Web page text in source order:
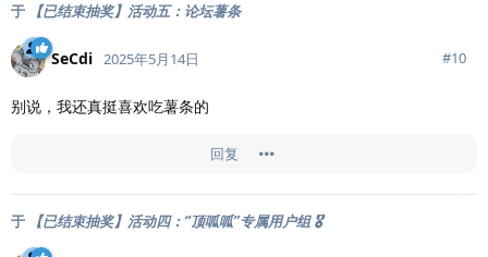
于 【已结束抽奖】活动五：论坛薯条
SeCdi 2025年5月14日 #10
别说，我还真挺喜欢吃薯条的
回复
于 【已结束抽奖】活动四：“顶呱呱”专属用户组 🎖️